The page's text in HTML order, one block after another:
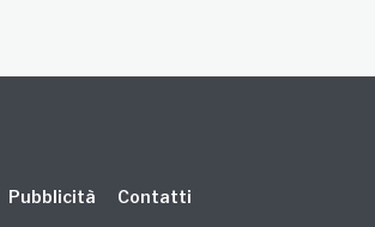
Pubblicità Contatti